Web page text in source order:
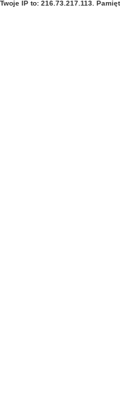
Twoje IP to: 216.73.217.113.